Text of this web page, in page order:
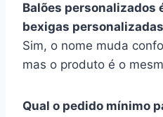
Balões personalizados
bexigas
Sim, o nome muda
mas o produto é o
Qual o pedido mínimo